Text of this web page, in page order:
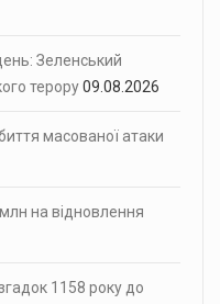
Зеленський
терору09.08.2026
масованої атаки
на відновлення
1158 року до